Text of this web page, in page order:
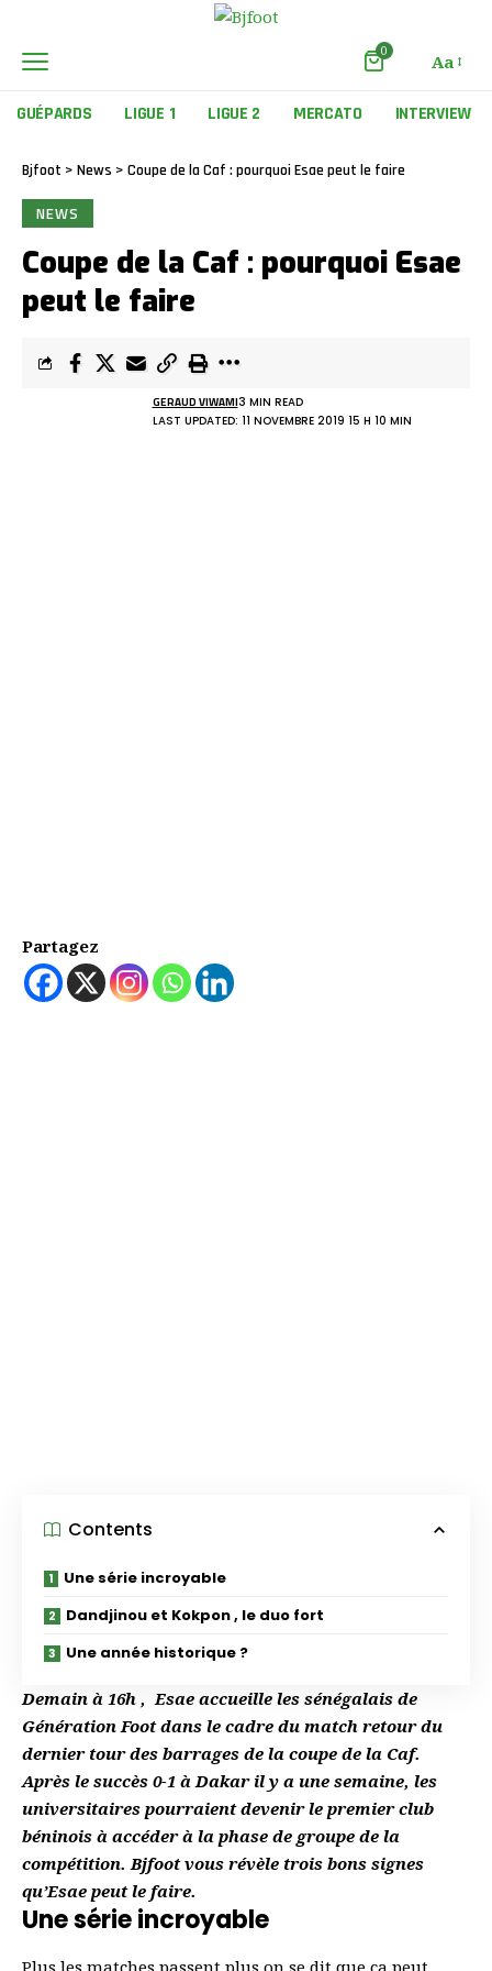
0 Aa
GUÉPARDS LIGUE 1 LIGUE 2 MERCATO INTERVIEW
Bjfoot > News > Coupe de la Caf : pourquoi Esae peut le faire
NEWS
Coupe de la Caf : pourquoi Esae
peut le faire
LAST UPDATED: 11 NOVEMBRE 2019 15 H 10 MIN
GERAUD VIWAMI3 MIN READ
Partagez
Contents
Une série incroyable
Dandjinou et Kokpon , le duo fort
Une année historique ?
Demain à 16h , Esae accueille les sénégalais de
Génération Foot dans le cadre du match retour du
dernier tour des barrages de la coupe de la Caf.
Après le succès 0-1 à Dakar il y a une semaine, les
universitaires pourraient devenir le premier club
béninois à accéder à la phase de groupe de la
compétition. Bjfoot vous révèle trois bons signes
qu’Esae peut le faire.
Une série incroyable
Plus les matches passent plus on se dit que ça peut